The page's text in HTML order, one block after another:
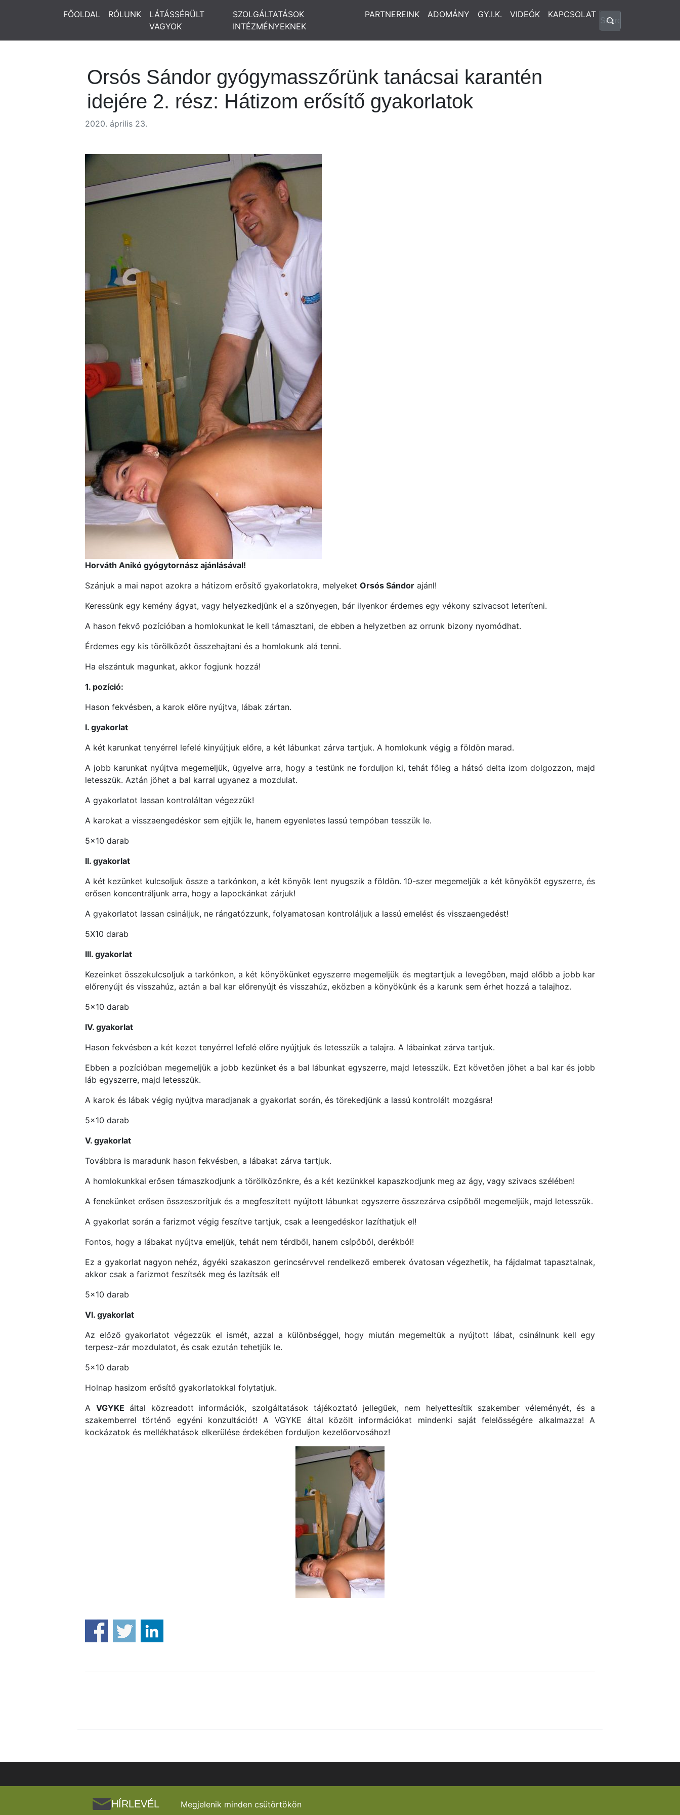
FŐOLDAL RÓLUNK
LÁTÁSSÉRÜLT
VAGYOK
SZOLGÁLTATÁSOK
INTÉZMÉNYEKNEK
PARTNEREINK ADOMÁNY GY.I.K. VIDEÓK KAPCSOLAT
Orsós Sándor gyógymasszőrünk tanácsai karantén
idejére 2. rész: Hátizom erősítő gyakorlatok
2020. április 23.
Horváth Anikó gyógytornász ajánlásával!
Szánjuk a mai napot azokra a hátizom erősítő gyakorlatokra, melyeket Orsós Sándor ajánl!
Keressünk egy kemény ágyat, vagy helyezkedjünk el a szőnyegen, bár ilyenkor érdemes egy vékony szivacsot leteríteni.
A hason fekvő pozícióban a homlokunkat le kell támasztani, de ebben a helyzetben az orrunk bizony nyomódhat.
Érdemes egy kis törölközőt összehajtani és a homlokunk alá tenni.
Ha elszántuk magunkat, akkor fogjunk hozzá!
1. pozíció:
Hason fekvésben, a karok előre nyújtva, lábak zártan.
I. gyakorlat
A két karunkat tenyérrel lefelé kinyújtjuk előre, a két lábunkat zárva tartjuk. A homlokunk végig a földön marad.
A jobb karunkat nyújtva megemeljük, ügyelve arra, hogy a testünk ne forduljon ki, tehát főleg a hátsó delta izom dolgozzon, majd
letesszük. Aztán jöhet a bal karral ugyanez a mozdulat.
A gyakorlatot lassan kontroláltan végezzük!
A karokat a visszaengedéskor sem ejtjük le, hanem egyenletes lassú tempóban tesszük le.
5×10 darab
II. gyakorlat
A két kezünket kulcsoljuk össze a tarkónkon, a két könyök lent nyugszik a földön. 10-szer megemeljük a két könyököt egyszerre, és
erősen koncentráljunk arra, hogy a lapockánkat zárjuk!
A gyakorlatot lassan csináljuk, ne rángatózzunk, folyamatosan kontroláljuk a lassú emelést és visszaengedést!
5X10 darab
III. gyakorlat
Kezeinket összekulcsoljuk a tarkónkon, a két könyökünket egyszerre megemeljük és megtartjuk a levegőben, majd előbb a jobb kar
előrenyújt és visszahúz, aztán a bal kar előrenyújt és visszahúz, eközben a könyökünk és a karunk sem érhet hozzá a talajhoz.
5×10 darab
IV. gyakorlat
Hason fekvésben a két kezet tenyérrel lefelé előre nyújtjuk és letesszük a talajra. A lábainkat zárva tartjuk.
Ebben a pozícióban megemeljük a jobb kezünket és a bal lábunkat egyszerre, majd letesszük. Ezt követően jöhet a bal kar és jobb
láb egyszerre, majd letesszük.
A karok és lábak végig nyújtva maradjanak a gyakorlat során, és törekedjünk a lassú kontrolált mozgásra!
5×10 darab
V. gyakorlat
Továbbra is maradunk hason fekvésben, a lábakat zárva tartjuk.
A homlokunkkal erősen támaszkodjunk a törölközőnkre, és a két kezünkkel kapaszkodjunk meg az ágy, vagy szivacs szélében!
A fenekünket erősen összeszorítjuk és a megfeszített nyújtott lábunkat egyszerre összezárva csípőből megemeljük, majd letesszük.
A gyakorlat során a farizmot végig feszítve tartjuk, csak a leengedéskor lazíthatjuk el!
Fontos, hogy a lábakat nyújtva emeljük, tehát nem térdből, hanem csípőből, derékból!
Ez a gyakorlat nagyon nehéz, ágyéki szakaszon gerincsérvvel rendelkező emberek óvatosan végezhetik, ha fájdalmat tapasztalnak,
akkor csak a farizmot feszítsék meg és lazítsák el!
5×10 darab
VI. gyakorlat
Az előző gyakorlatot végezzük el ismét, azzal a különbséggel, hogy miután megemeltük a nyújtott lábat, csinálnunk kell egy
terpesz-zár mozdulatot, és csak ezután tehetjük le.
5×10 darab
Holnap hasizom erősítő gyakorlatokkal folytatjuk.
A VGYKE által közreadott információk, szolgáltatások tájékoztató jellegűek, nem helyettesítik szakember véleményét, és a
szakemberrel történő egyéni konzultációt! A VGYKE által közölt információkat mindenki saját felelősségére alkalmazza! A
kockázatok és mellékhatások elkerülése érdekében forduljon kezelőorvosához!
HÍRLEVÉL Megjelenik minden csütörtökön